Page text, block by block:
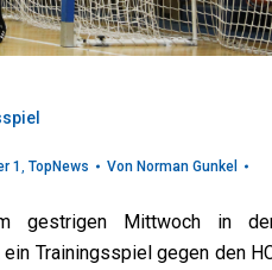
1 TopNews Von Norman Gunkel
gestrigen Mittwoch in
Trainingsspiel gegen den